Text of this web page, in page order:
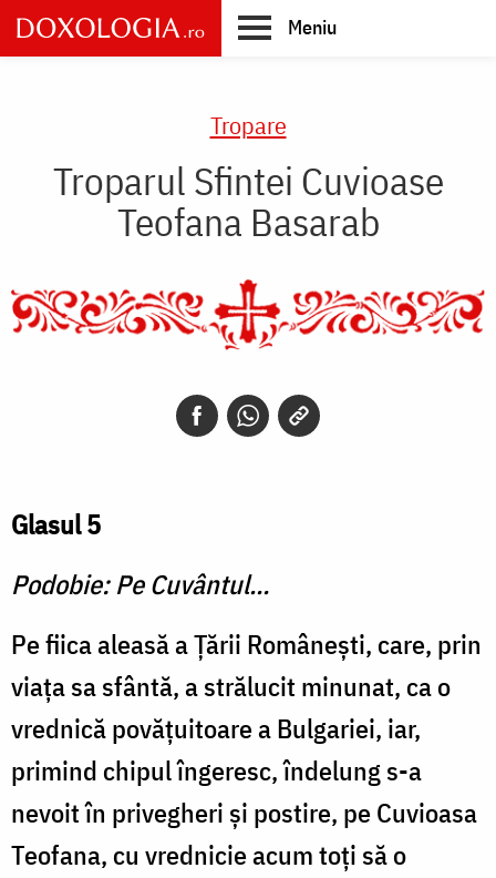
Skip
to
main
Meniu
Tropare
Troparul Sfintei Cuvioase
Teofana Basarab
Glasul 5
Podobie: Pe Cuvântul…
Pe fiica aleasă a Țării Românești, care, prin
viaţa sa sfântă, a strălucit minunat, ca o
vrednică povăţuitoare a Bulgariei, iar,
primind chipul îngeresc, îndelung s-a
nevoit în privegheri și postire, pe Cuvioasa
Teofana, cu vrednicie acum toţi să o